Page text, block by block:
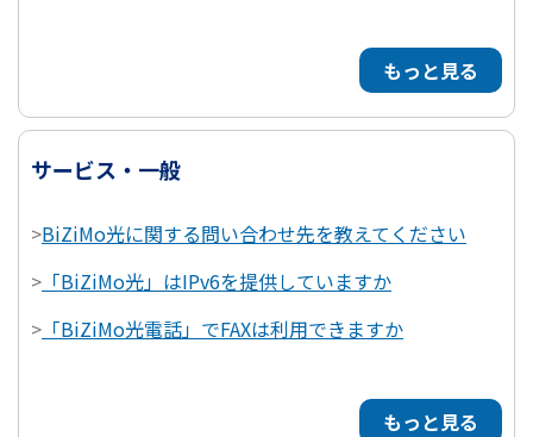
もっと見る
サービス・一般
>BiZiMo光に関する問い合わせ先を教えてください
> 「BiZiMo光」はIPv6を提供していますか
> 「BiZiMo光電話」でFAXは利用できますか
もっと見る